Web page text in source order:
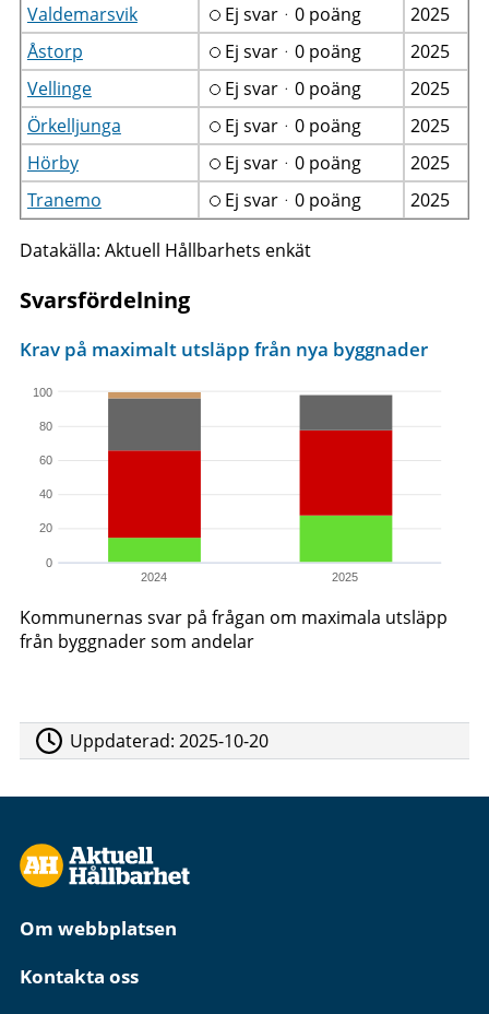
Valdemarsvik
Ej svarᆞ0 poäng
2025
Åstorp
Ej svarᆞ0 poäng
2025
Vellinge
Ej svarᆞ0 poäng
2025
Örkelljunga
Ej svarᆞ0 poäng
2025
Hörby
Ej svarᆞ0 poäng
2025
Tranemo
Ej svarᆞ0 poäng 2025
Datakälla: Aktuell Hållbarhets enkät
Svarsfördelning
2024 2025
0
20
40
60
80
100
Krav på maximalt utsläpp från nya byggnader
Kommunernas svar på frågan om maximala utsläpp
från byggnader som andelar
Uppdaterad:2025-10-20
Om webbplatsen
Kontakta oss